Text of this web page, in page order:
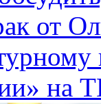
от
на